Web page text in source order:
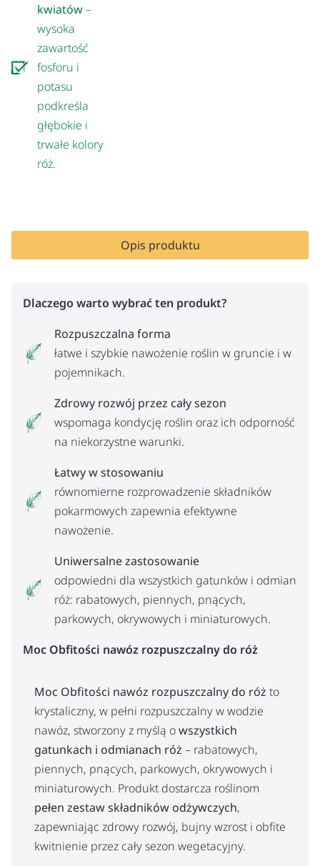
kwiatów–
wysoka
zawartość
fosforu i
potasu
podkreśla
głębokie i
trwałe kolory
róż.
Opis produktu
Dlaczego warto wybrać ten produkt?
Rozpuszczalna forma
łatwe i szybkie nawożenie roślin w gruncie i w
pojemnikach.
Zdrowy rozwój przez cały sezon
wspomaga kondycję roślin oraz ich odporność
na niekorzystne warunki.
Łatwy w stosowaniu
równomierne rozprowadzenie składników
pokarmowych zapewnia efektywne
nawożenie.
Uniwersalne zastosowanie
odpowiedni dla wszystkich gatunków i odmian
róż: rabatowych, piennych, pnących,
parkowych, okrywowych i miniaturowych.
Moc Obfitości nawóz rozpuszczalny do róż
Moc Obfitości nawóz rozpuszczalny do róż to
krystaliczny, w pełni rozpuszczalny w wodzie
nawóz, stworzony z myślą owszystkich
gatunkach i odmianach róż – rabatowych,
piennych, pnących, parkowych, okrywowych i
miniaturowych. Produkt dostarcza roślinom
pełen zestaw składników odżywczych,
zapewniając zdrowy rozwój, bujny wzrost i obfite
kwitnienie przez cały sezon wegetacyjny.